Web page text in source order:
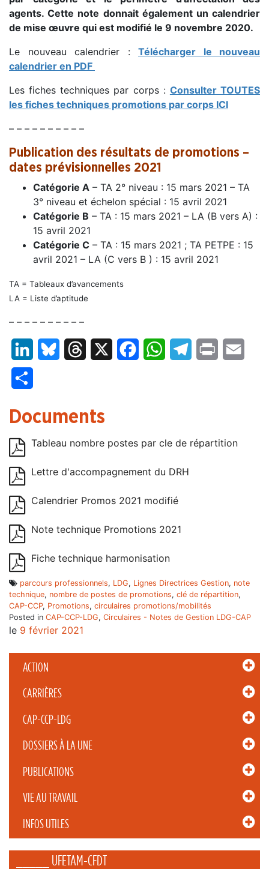
ACTION
CARRIÈRES
CAP-CCP-LDG
DOSSIERS À LA UNE
PUBLICATIONS
VIE AU TRAVAIL
INFOS UTILES
_____ UFETAM-CFDT
agents. Cette note donnait également un calendrier
de mise œuvre qui est modifié le 9 novembre 2020.
Le nouveau calendrier : Télécharger le nouveau
calendrier en PDF
Les fiches techniques par corps : Consulter TOUTES
les fiches techniques promotions par corps ICI
– – – – – – – – – –
Publication des résultats de promotions –
dates prévisionnelles 2021
Catégorie A – TA 2° niveau : 15 mars 2021 – TA
3° niveau et échelon spécial : 15 avril 2021
Catégorie B – TA : 15 mars 2021 – LA (B vers A) :
15 avril 2021
Catégorie C – TA : 15 mars 2021 ; TA PETPE : 15
avril 2021 – LA (C vers B ) : 15 avril 2021
TA = Tableaux d’avancements
LA = Liste d’aptitude
– – – – – – – – – –
LinkedInBluesky Threads FacebookWhatsAppTelegram
Print
Documents
Tableau nombre postes par cle de répartition
Lettre d'accompagnement du DRH
Calendrier Promos 2021 modifié
Note technique Promotions 2021
Fiche technique harmonisation
parcours professionnels, LDG, Lignes Directrices Gestion, note
technique, nombre de postes de promotions, clé de répartition,
CAP-CCP, Promotions, circulaires promotions/mobilités
Posted in CAP-CCP-LDG, Circulaires - Notes de Gestion LDG-CAP
le 9 février 2021